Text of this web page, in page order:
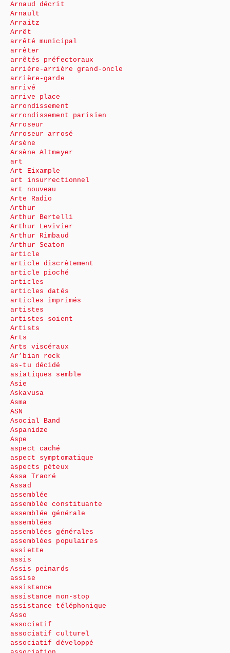
Arnaud décrit
Arnault
Arraitz
Arrêt
arrêté municipal
arrêter
arrêtés préfectoraux
arrière-arrière grand-oncle
arrière-garde
arrivé
arrive place
arrondissement
arrondissement parisien
Arroseur
Arroseur arrosé
Arsène
Arsène Altmeyer
art
Art Eixample
art insurrectionnel
art nouveau
Arte Radio
Arthur
Arthur Bertelli
Arthur Levivier
Arthur Rimbaud
Arthur Seaton
article
article discrètement
article pioché
articles
articles datés
articles imprimés
artistes
artistes soient
Artists
Arts
Arts viscéraux
Ar’bian rock
as-tu décidé
asiatiques semble
Asie
Askavusa
Asma
ASN
Asocial Band
Aspanidze
Aspe
aspect caché
aspect symptomatique
aspects péteux
Assa Traoré
Assad
assemblée
assemblée constituante
assemblée générale
assemblées
assemblées générales
assemblées populaires
assiette
assis
Assis peinards
assise
assistance
assistance non-stop
assistance téléphonique
Asso
associatif
associatif culturel
associatif développé